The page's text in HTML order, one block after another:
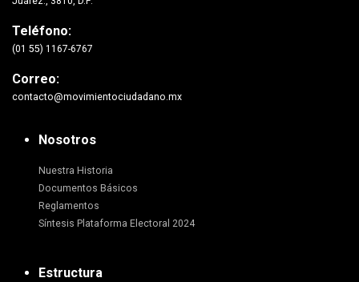
Teléfono:
(01 55) 1167-6767
Correo:
contacto@movimientociudadano.mx
Nosotros
Nuestra Historia
Documentos Básicos
Reglamentos
Síntesis Plataforma Electoral 2024
Estructura